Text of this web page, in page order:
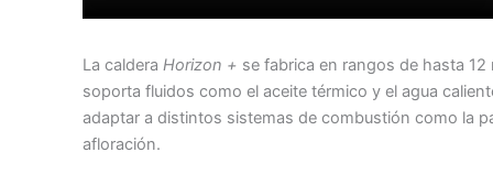
La caldera Horizon + se fabrica en rangos de hasta
soporta fluidos como el aceite térmico y el agua
adaptar a distintos sistemas de combustión como la
afloración.